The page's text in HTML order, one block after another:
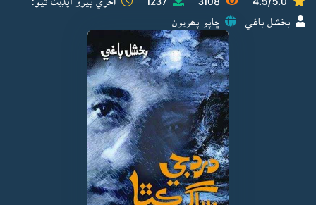
بخشل باغي ڇاپو پھريون